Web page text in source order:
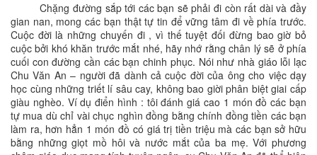
Chặng đường sắp tới các bạn sẽ phải đi còn rất dài và đầy
gian nan, mong các bạn thật tự tin để vững tâm đi về phía trước.
Cuộc đời là những chuyến đi , vì thế tuyệt đối đừng bao giờ bỏ
cuộc bởi khó khăn trước mắt nhé, hãy nhớ rằng chân lý sẽ ở phía
cuối con đường cần các bạn chinh phục. Nói như nhà giáo lỗi lạc
Chu Văn An – người đã dành cả cuộc đời của ông cho việc dạy
học cùng những triết lí sâu cay, không bao giời phân biệt giai cấp
giàu nghèo. Ví dụ điển hình : tôi đánh giá cao 1 món đồ các bạn
tự mua dù chỉ vài chục nghìn đồng bằng chính đồng tiền các bạn
làm ra, hơn hẳn 1 món đồ có giá trị tiền triệu mà các bạn sở hữu
bằng những giọt mồ hôi và nước mắt của ba mẹ. Với phương